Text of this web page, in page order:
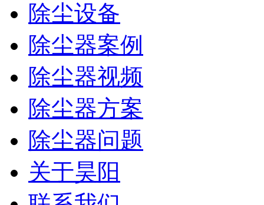
除尘设备
除尘器案例
除尘器视频
除尘器方案
除尘器问题
关于昊阳